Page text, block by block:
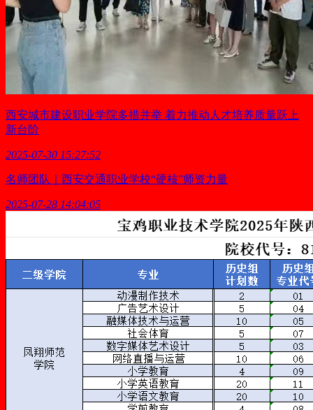
西安城市建设职业学院多措并举 着力推动人才培养质量跃上
新台阶
2025-07-30 15:27:52
名师团队｜西安交通职业学校“硬核”师资力量
2025-07-28 14:04:05